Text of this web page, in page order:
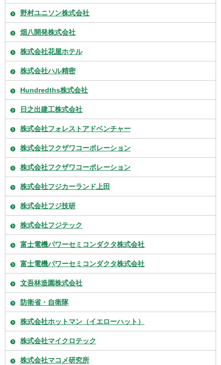
野村ユニソン株式会社
畑八開発株式会社
株式会社花屋ホテル
株式会社ハル精密
Hundredths株式会社
日之出建工株式会社
株式会社フォレストアドベンチャー
株式会社フクザワコーポレーション
株式会社フクザワコーポレーション
株式会社フジカーランド上田
株式会社フジ技研
株式会社フジテック
富士電機パワーセミコンダクタ株式会社
富士電機パワーセミコンダクタ株式会社
文吾林造園株式会社
防衛省・自衛隊
株式会社ホットマン（イエローハット）
株式会社マイクロテック
株式会社マコメ研究所